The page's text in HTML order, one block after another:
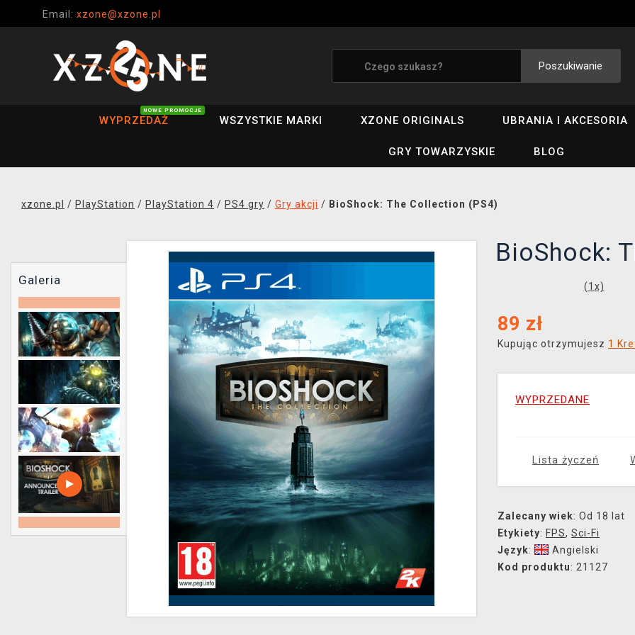
Email: xzone@xzone.pl
Poszukiwanie
WYPRZEDAŻ
NOWE PROMOCJE
WSZYSTKIE MARKI XZONE ORIGINALS UBRANIA I AKCESORIA
GRY TOWARZYSKIE BLOG
xzone.pl / PlayStation / PlayStation 4 / PS4 gry / Gry akcji / BioShock: The Collection (PS4)
Galeria
BioShock:
(1 x)
89 zł
Kupując otrzymujesz 1
WYPRZEDANE
Lista życzeń
Zalecany wiek: Od 18 lat
Etykiety: FPS, Sci-Fi
Język:
Angielski
Kod produktu: 21127